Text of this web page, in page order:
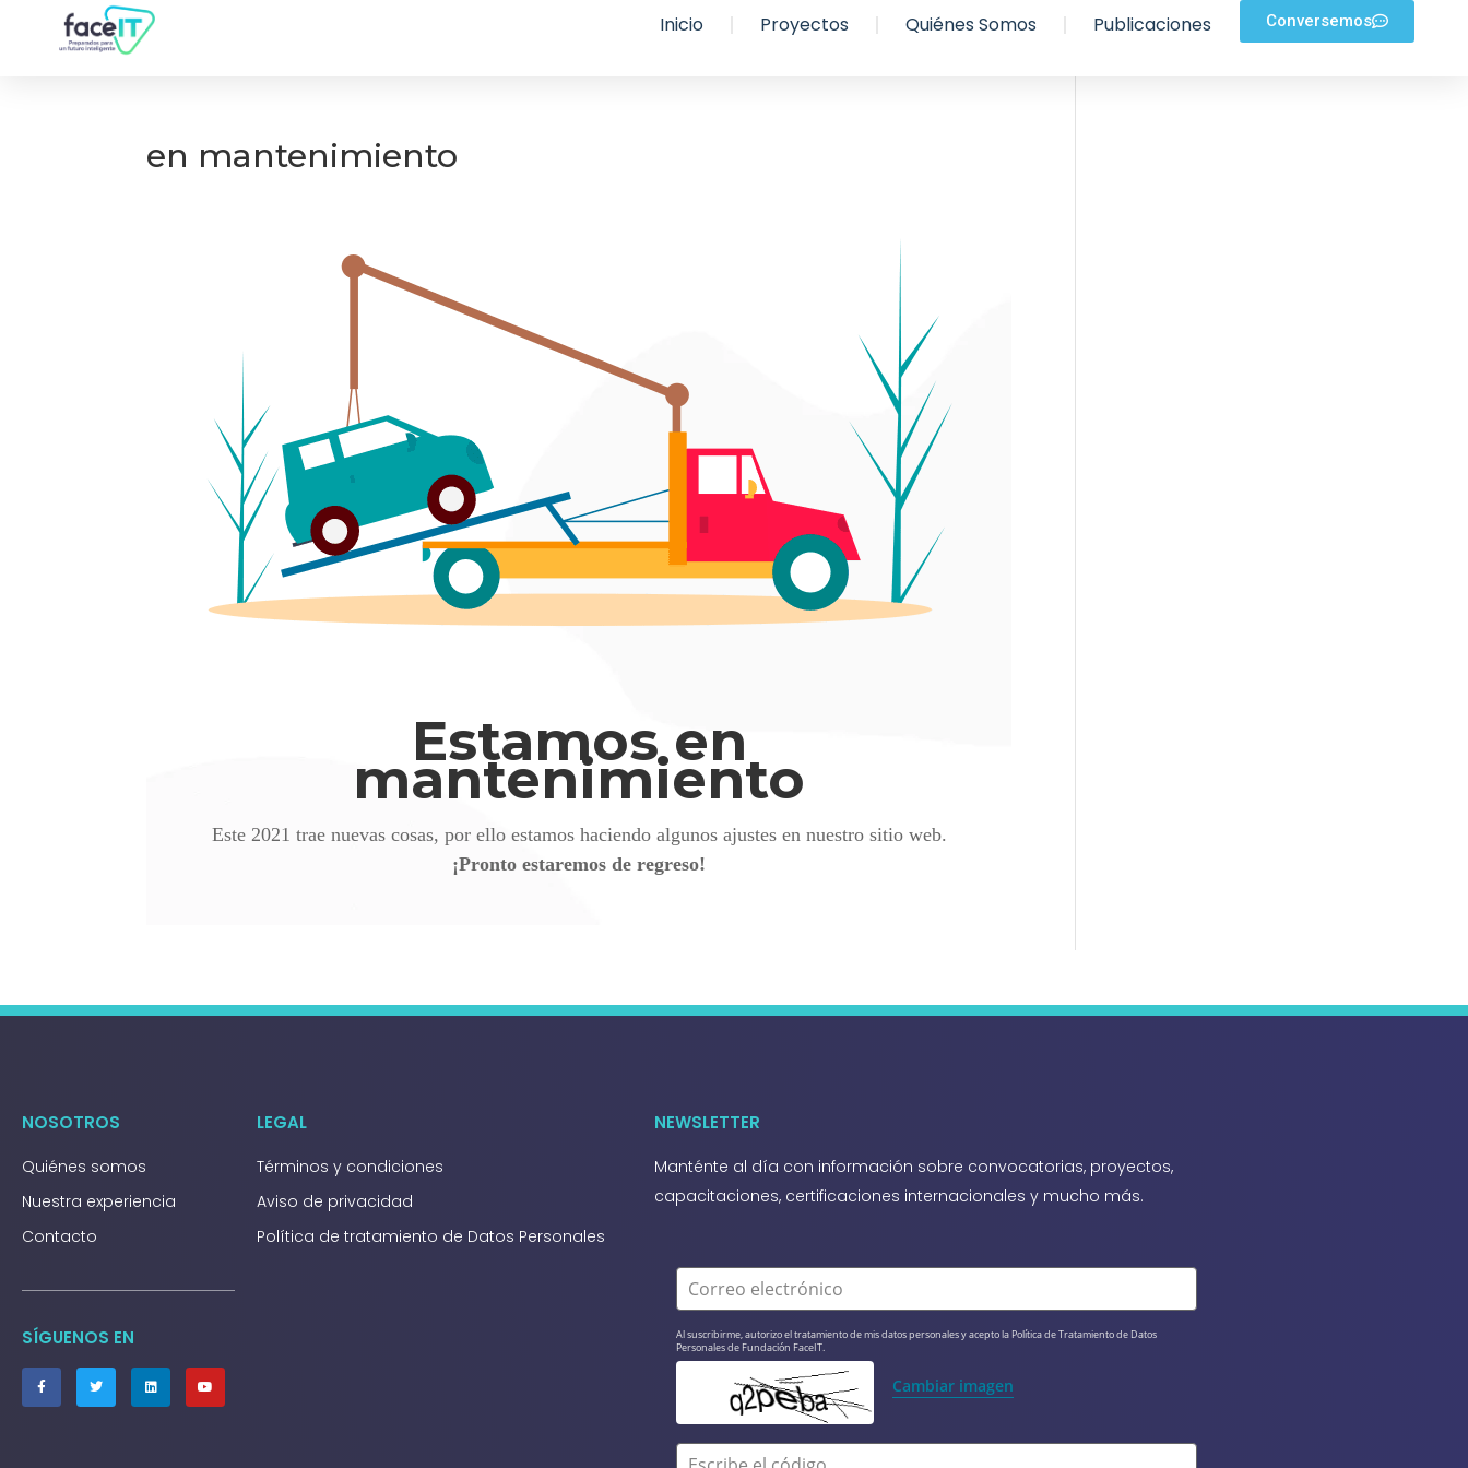
Inicio Proyectos Quiénes Somos Publicaciones Conversemos
en mantenimiento
Estamos en
mantenimiento
Este 2021 trae nuevas cosas, por ello estamos haciendo algunos ajustes en nuestro sitio web.
¡Pronto estaremos de regreso!
NOSOTROS
Quiénes somos
Nuestra experiencia
Contacto
SÍGUENOS EN
LEGAL
Términos y condiciones
Aviso de privacidad
Política de tratamiento de Datos Personales
NEWSLETTER
Manténte al día con información sobre convocatorias, proyectos,
capacitaciones, certificaciones internacionales y mucho más.
Correo electrónico
Al suscribirme, autorizo el tratamiento de mis datos personales y acepto la Política de Tratamiento de Datos
Personales de Fundación FaceIT.
Cambiar imagen